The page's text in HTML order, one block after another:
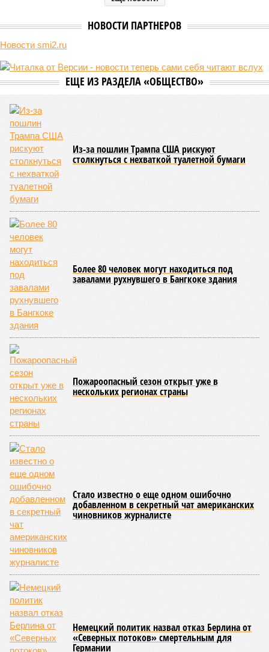
Премьер закавказской республики Никол Пашинян заявил, что
ежегодно за аренду Южно-Кавказской железной дороги (ЮКЖД).
В настоящий момент та эксплуатируется «дочкой» ОАО «РЖД»,
складывающейся ситуации, кажется, больше вопросов не к
Еревану, а к гендиректору монополии Олегу Белозёрову.
По мнениюПашиняна
выходящего. Дескать, Ереван считает транспортную сеть
своей собственностью и теперь намерен просить за аренду
«железки» означенную сумму. При этом, как отмечают
эксперты, армянская сторона, выставляя этот счёт, не
раскрыла методику его калькуляции, то есть, получается,
взяла цифры с потолка. Отдельно стоит отметить, что
заключённый в 2008 году между Арменией и ОАО «РЖД»
концессионный договор, согласно которому российская
компания получила в управление «железку» республики до
2038-го, вероятно, вовсе не предусматривает такой
постановки вопроса.
Неудивительно, что гендиректор РЖД
реагируя на словесные интервенции Пашиняна, выступил
со словно растерянно-обиженным комментарием. И,
кажется, стало только хуже. Как отметил менеджер, ЮКЖД
и РЖД
взятые на себя обязательства в рамках концессионного
договора от 2008 года». «Концессия дала Армении
современную железную дорогу, при этом освободив
бюджет республики от затрат на её восстановление и
содержание. Дивиденды акционеру никогда не
выплачивались, вся прибыль шла на развитие железной
дороги», – добавил Белозёров.
И в самом деле. Российская сторона поставляла Армении
вагоны, по первому чиху ремонтировала пути, в том числе
повреждённые стихией, выплатила в казну закавказской
республики 15 млрд рублей налогов, пускала прибыль на
развитие местной железнодорожной инфраструктуры.
Из слов Белозёрова и приведённых фактов легко сделать
вывод о том, что ОАО «РЖД» занималось в Армении не
деловой активностью, а сугубой благотворительностью, не
инвестировало, а раздавало пожертвования, не
зарабатывало само, а давало зарабатывать другим и,
выходит, никак не гарантировало собственные интересы.
«Пока самая популярная в Армении точка зрения по
поводу будущего железных дорог рес­публики –
национализировать пути сообщения и, естественно,